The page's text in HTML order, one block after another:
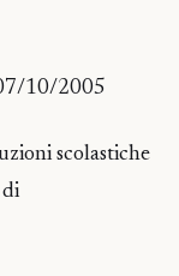
2005
scolastiche